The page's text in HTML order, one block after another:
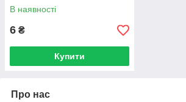
В наявності
6 ₴
Купити
Про нас